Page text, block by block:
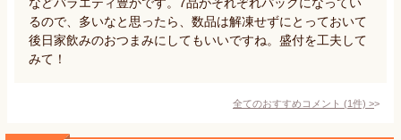
るので、多いなと思ったら、数品は解凍せずにとっておいて
後日家飲みのおつまみにしてもいいですね。盛付を工夫して
みて！
全てのおすすめコメント (1件) >